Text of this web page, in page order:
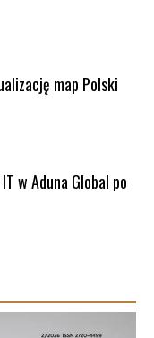
map Polski
w Aduna Global po